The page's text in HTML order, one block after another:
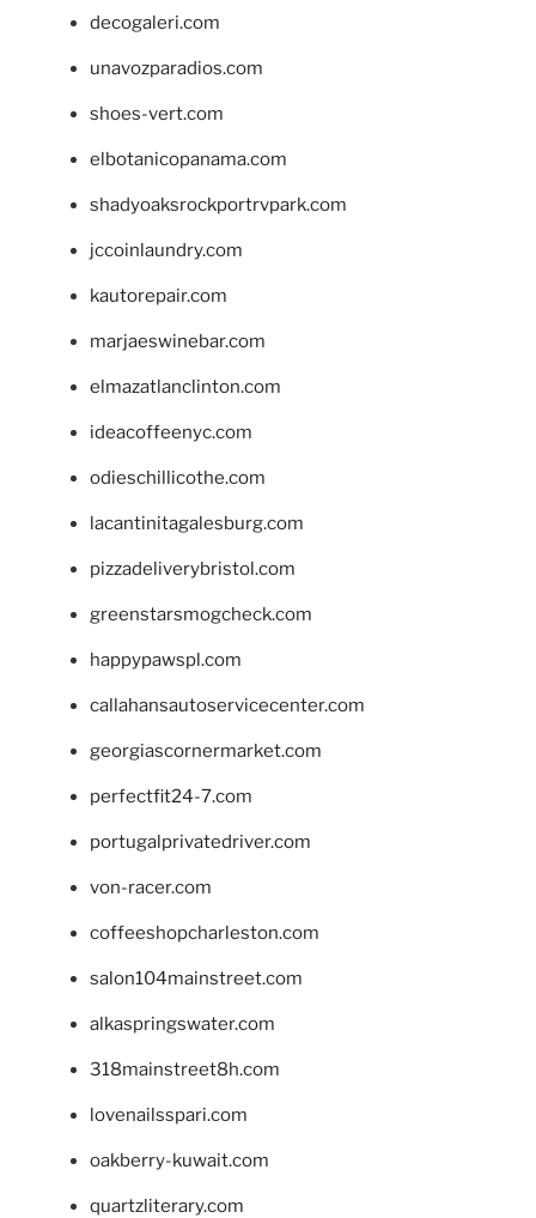
decogaleri.com
unavozparadios.com
shoes-vert.com
elbotanicopanama.com
shadyoaksrockportrvpark.com
jccoinlaundry.com
kautorepair.com
marjaeswinebar.com
elmazatlanclinton.com
ideacoffeenyc.com
odieschillicothe.com
lacantinitagalesburg.com
pizzadeliverybristol.com
greenstarsmogcheck.com
happypawspl.com
callahansautoservicecenter.com
georgiascornermarket.com
perfectfit24-7.com
portugalprivatedriver.com
von-racer.com
coffeeshopcharleston.com
salon104mainstreet.com
alkaspringswater.com
318mainstreet8h.com
lovenailsspari.com
oakberry-kuwait.com
quartzliterary.com